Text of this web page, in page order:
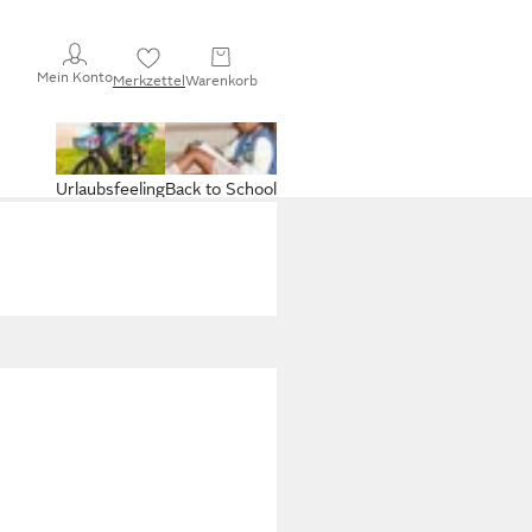
Mein KontoMerkzettelWarenkorb
Back to School
Urlaubsfeeling